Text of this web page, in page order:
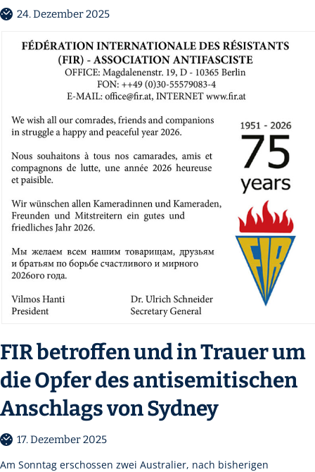
24. Dezember 2025
FIR betroffen und in Trauer um
die Opfer des antisemitischen
Anschlags von Sydney
17. Dezember 2025
Am Sonntag erschossen zwei Australier, nach bisherigen